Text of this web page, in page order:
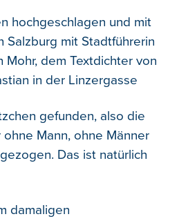
hochgeschlagen und mit
Salzburg mit Stadtführerin
dem Textdichter von
in der Linzergasse
gefunden, also die
Mann, ohne Männer
Das ist natürlich
damaligen